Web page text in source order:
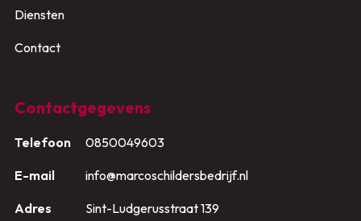
Diensten
Contact
Contactgegevens
Telefoon 0850049603
E-mail info@marcoschildersbedrijf.nl
Adres Sint-Ludgerusstraat 139